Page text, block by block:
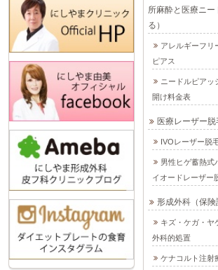
所麻酔と医療ニー
る）
アレルギーフリ
ピアス
ニードルピアッ
開け料金表
医療レーザー脱
IVOレーザー脱
男性ヒゲ蓄熱式
イオードレーザー
形成外科（保険
キズ・ケガ・ヤ
外科的処置
ケナコルト注射